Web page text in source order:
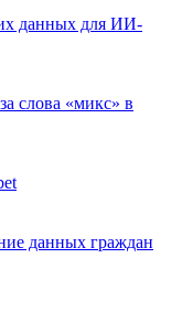
данных для ИИ-
слова «микс» в
данных граждан